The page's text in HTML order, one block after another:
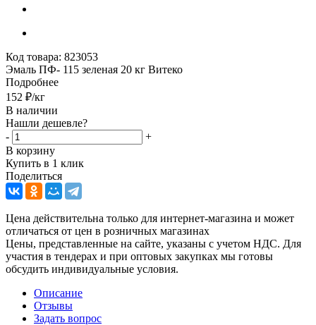
Код товара: 823053
Эмаль ПФ- 115 зеленая 20 кг Витеко
Подробнее
152 ₽/кг
В наличии
Нашли дешевле?
-
+
В корзину
Купить в 1 клик
Поделиться
Цена действительна только для интернет-магазина и может
отличаться от цен в розничных магазинах
Цены, представленные на сайте, указаны с учетом НДС. Для
участия в тендерах и при оптовых закупках мы готовы
обсудить индивидуальные условия.
Описание
Отзывы
Задать вопрос